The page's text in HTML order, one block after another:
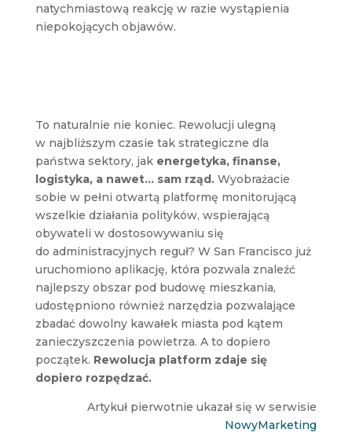
natychmiastową reakcję w razie wystąpienia
niepokojących objawów.
To naturalnie nie koniec. Rewolucji ulegną
w najbliższym czasie tak strategiczne dla
państwa sektory, jak energetyka, finanse,
logistyka, a nawet… sam rząd.Wyobrażacie
sobie w pełni otwartą platformę monitorującą
wszelkie działania polityków, wspierającą
obywateli w dostosowywaniu się
do administracyjnych reguł? W San Francisco już
uruchomiono aplikację, która pozwala znaleźć
najlepszy obszar pod budowę mieszkania,
udostępniono również narzędzia pozwalające
zbadać dowolny kawałek miasta pod kątem
zanieczyszczenia powietrza. A to dopiero
początek. Rewolucja platform zdaje się
dopiero rozpędzać.
Artykuł pierwotnie ukazał się w serwisie
NowyMarketing